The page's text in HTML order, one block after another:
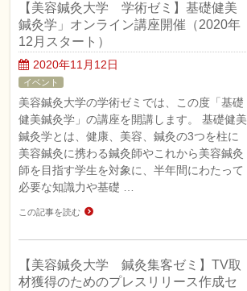
【美容鍼灸大学 学術ゼミ】基礎健美
鍼灸学」オンライン講座開催（2020年
12月スタート）
2020年11月12日
イベント
美容鍼灸大学の学術ゼミでは、この度「基礎
健美鍼灸学」の講座を開講します。 基礎健美
鍼灸学とは、健康、美容、鍼灸の3つを柱に
美容鍼灸に携わる鍼灸師やこれから美容鍼灸
師を目指す学生を対象に、半年間にわたって
必要な知識力や基礎 …
この記事を読む
【美容鍼灸大学 鍼灸集客ゼミ】TV取
材獲得のためのプレスリリース作成セ